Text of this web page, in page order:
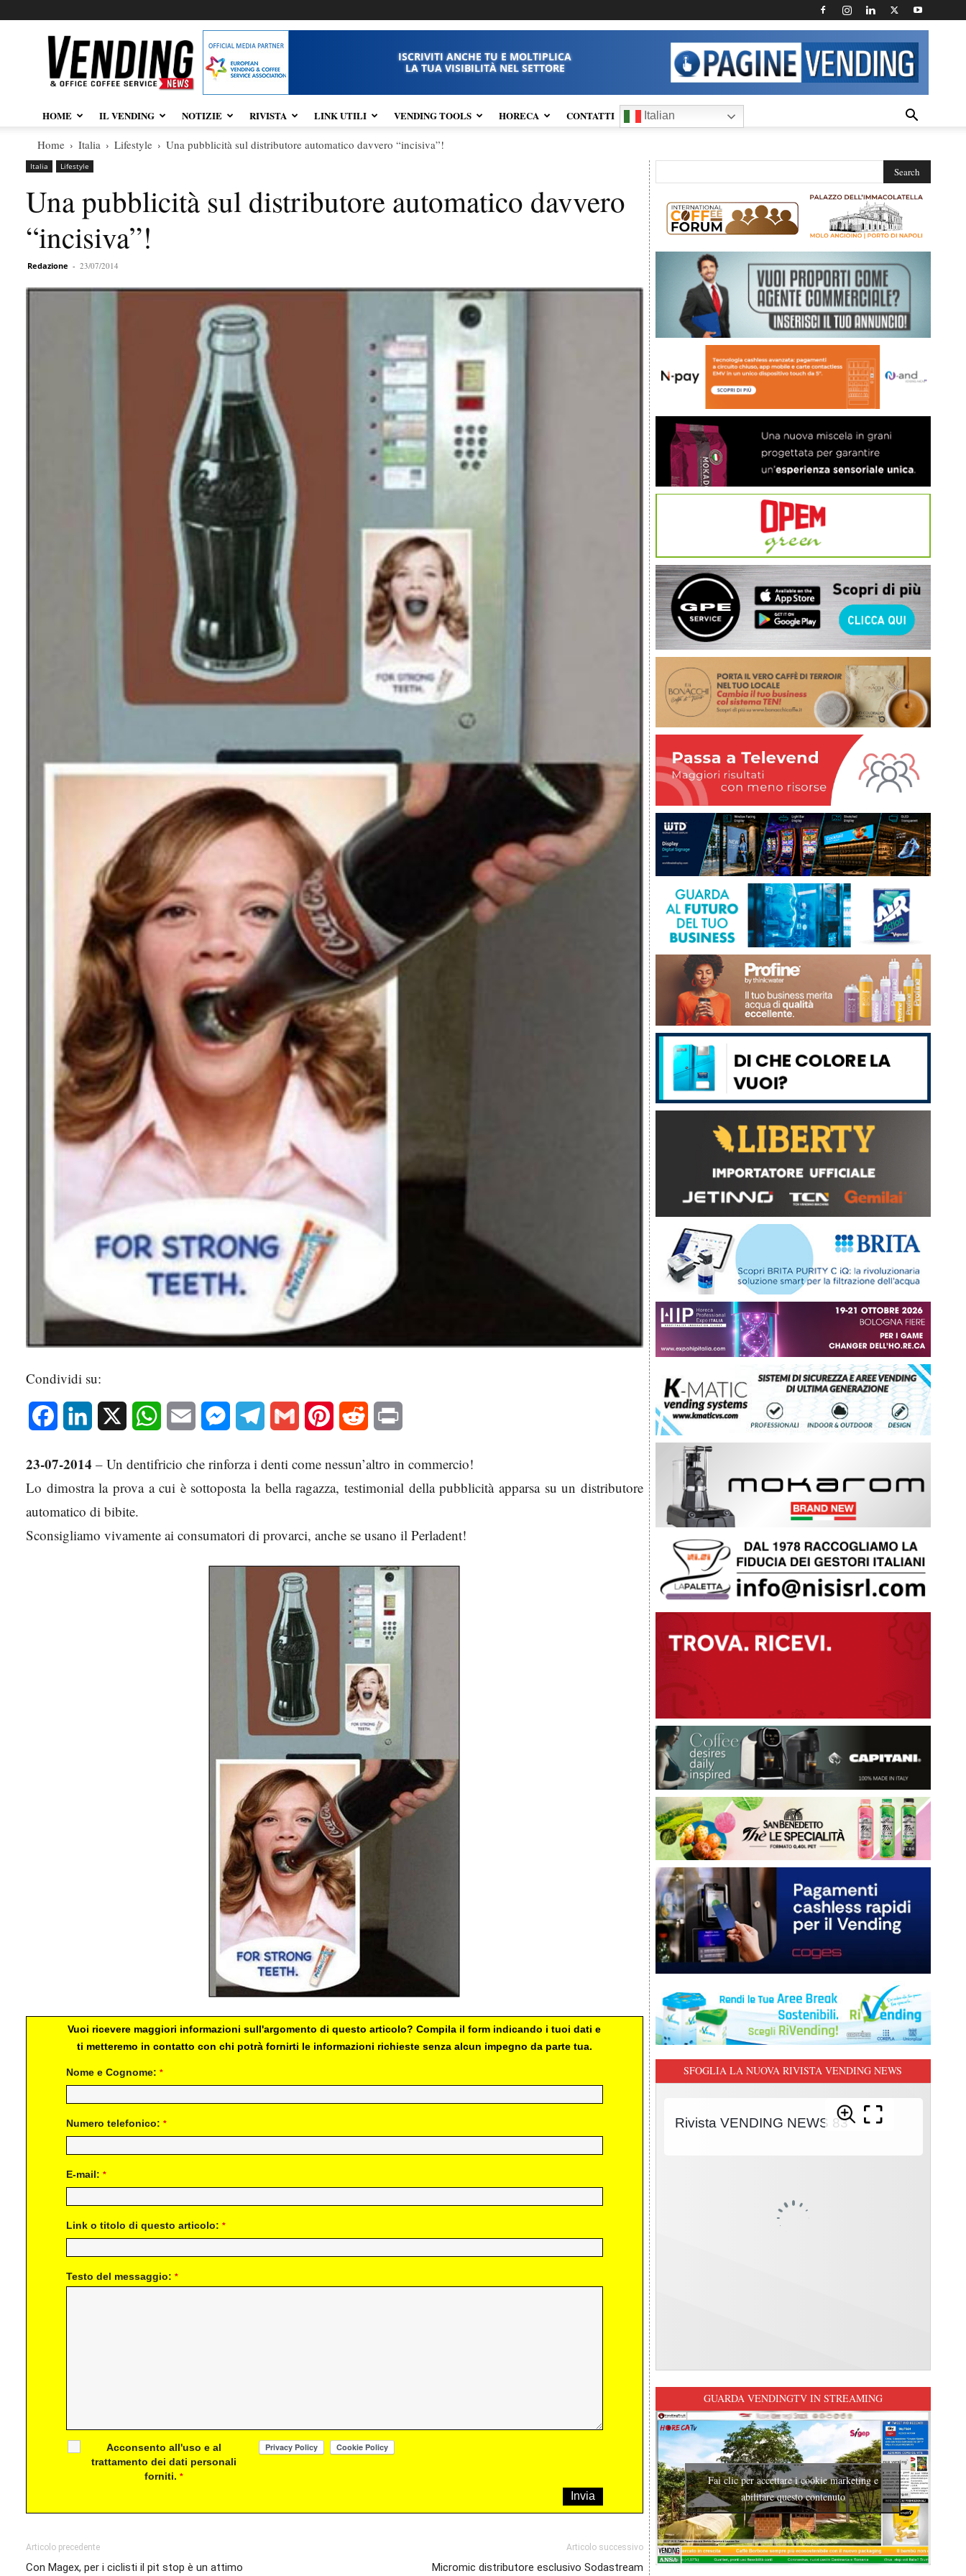
Vendingnews.it
ISCRIVITI ANCHE TU E MOLTIPLICA
LA TUA VISIBILITÀ NEL SETTORE
HOME IL VENDING NOTIZIE RIVISTA LINK UTILI VENDING TOOLS HORECA CONTATTI Italian
Home Italia Lifestyle Una pubblicità sul distributore automatico davvero “incisiva”!
Italia Lifestyle
Una pubblicità sul distributore automatico davvero
“incisiva”!
Redazione - 23/07/2014
Condividi su:
Facebook LinkedIn WhatsAppEmail MessengerTelegram Gmail Pinterest Reddit
23-07-2014 – Un dentifricio che rinforza i denti come nessun’altro in commercio!
Lo dimostra la prova a cui è sottoposta la bella ragazza, testimonial della pubblicità apparsa su un distributore
automatico di bibite.
Sconsigliamo vivamente ai consumatori di provarci, anche se usano il Perladent!
Vuoi ricevere maggiori informazioni sull'argomento di questo articolo? Compila il form indicando i tuoi dati e
ti metteremo in contatto con chi potrà fornirti le informazioni richieste senza alcun impegno da parte tua.
Nome e Cognome: *
Numero telefonico: *
E-mail: *
Link o titolo di questo articolo: *
Testo del messaggio: *
Acconsento all'uso e al
trattamento dei dati personali
forniti.*
Articolo precedente
Con Magex, per i ciclisti il pit stop è un attimo
Articolo successivo
Micromic distributore esclusivo Sodastream
SFOGLIA LA NUOVA RIVISTA VENDING NEWS
GUARDA VENDINGTV IN STREAMING
Fai clic per accettare i cookie marketing e
abilitare questo contenuto